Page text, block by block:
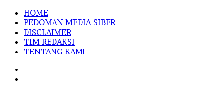
HOME
PEDOMAN MEDIA SIBER
DISCLAIMER
TIM REDAKSI
TENTANG KAMI